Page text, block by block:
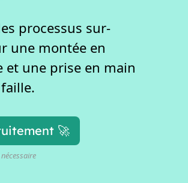
processus sur-
une montée en
et une prise en main
🚀